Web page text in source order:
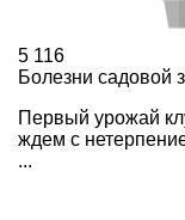
5 116
Болезни садовой
Первый урожай
ждем с
...